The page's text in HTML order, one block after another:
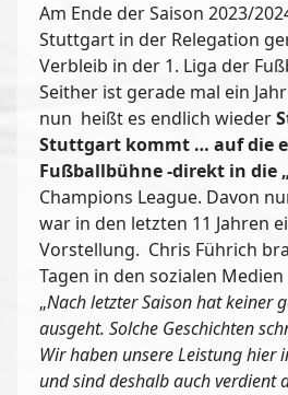
Am Ende der Saison 2023/
Stuttgart in der Relegation
Verbleib in der 1. Liga der
Seither ist gerade mal ein
nun heißt es endlich wieder
Stuttgart kommt … auf die
Fußballbühne -direkt in die
Champions League. Davon
war in den letzten 11 Jahren
Vorstellung. Chris Führich
Tagen in den sozialen
„Nach letzter Saison hat keiner
ausgeht. Solche Geschichten
Wir haben unsere Leistung hier
und sind deshalb auch verdient